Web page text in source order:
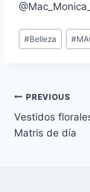
Post
Tags:
#Belleza #
de
PREVIOUS
Vestidos
Matris de día